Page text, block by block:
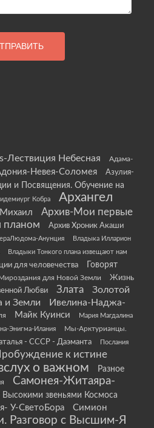
Лествиция Небесная
Адама-
Невея-Соломея
Азулия-
и Посвящения. Обучение на
Кобра
Архангел
Архив-Мои первые
планом
Архив Хроник Акаши
Анунция Владыка Илларион
Владыки Тонкого плана извещают нам
для человечества
Говорят
для Новой Земли
Жизнь
Любви
Злата
Золотой
и Земли
Ивелина-Наджа-
Майк Куинси Мария Магдалина
Энигма-Илания
Мы-Арктурианцы.
- СССР - Даэманта
Послания
к истине
о важном Разное
Самонея-Житаяра-
Высокими звеньями Космоса
У-СветоБора Симион
Разговор с Высшим-Я